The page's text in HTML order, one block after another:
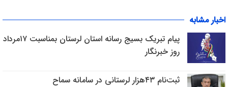
اخبار مشابه
پیام تبریک بسیج رسانه استان لرستان بمناسبت ۱۷مرداد
روز خبرنگار
ثبت‌نام ۴۳هزار لرستانی در سامانه سماح